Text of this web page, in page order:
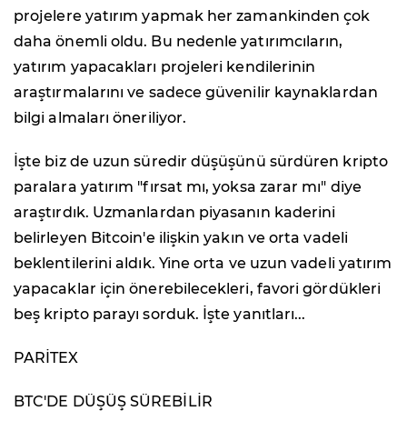
projelere yatırım yapmak her zamankinden çok
daha önemli oldu. Bu nedenle yatırımcıların,
yatırım yapacakları projeleri kendilerinin
araştırmalarını ve sadece güvenilir kaynaklardan
bilgi almaları öneriliyor.
İşte biz de uzun süredir düşüşünü sürdüren kripto
paralara yatırım "fırsat mı, yoksa zarar mı" diye
araştırdık. Uzmanlardan piyasanın kaderini
belirleyen Bitcoin'e ilişkin yakın ve orta vadeli
beklentilerini aldık. Yine orta ve uzun vadeli yatırım
yapacaklar için önerebilecekleri, favori gördükleri
beş kripto parayı sorduk. İşte yanıtları...
PARİTEX
BTC'DE DÜŞÜŞ SÜREBİLİR